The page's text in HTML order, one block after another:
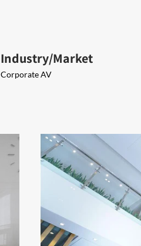
Industry/Market
Corporate AV